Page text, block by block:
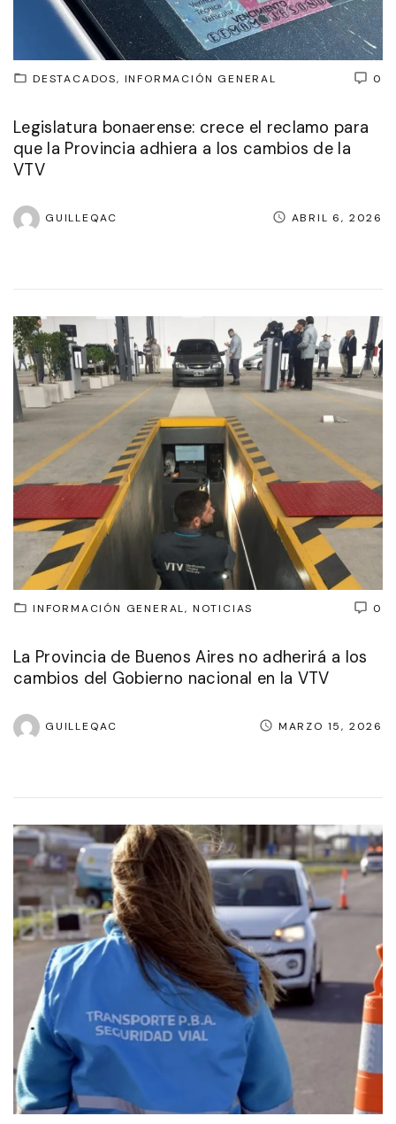
0
DESTACADOS INFORMACIÓN GENERAL
Legislatura bonaerense: crece el reclamo para
que la Provincia adhiera a los cambios de la
VTV
GUILLEQAC ABRIL 6, 2026
0
INFORMACIÓN GENERAL NOTICIAS
La Provincia de Buenos Aires no adherirá a los
cambios del Gobierno nacional en la VTV
GUILLEQAC MARZO 15, 2026